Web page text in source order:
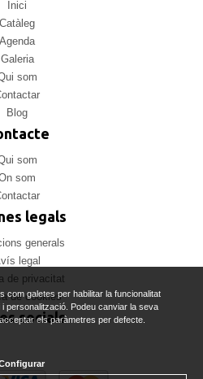
Inici
Catàleg
Agenda
Galeria
som
Blog
som
som
legals
generals
legal
de privacitat
de cookies
socials
com galetes per habilitar la funcionalitat
personalització. Podeu canviar la seva
els paràmetres per defecte.